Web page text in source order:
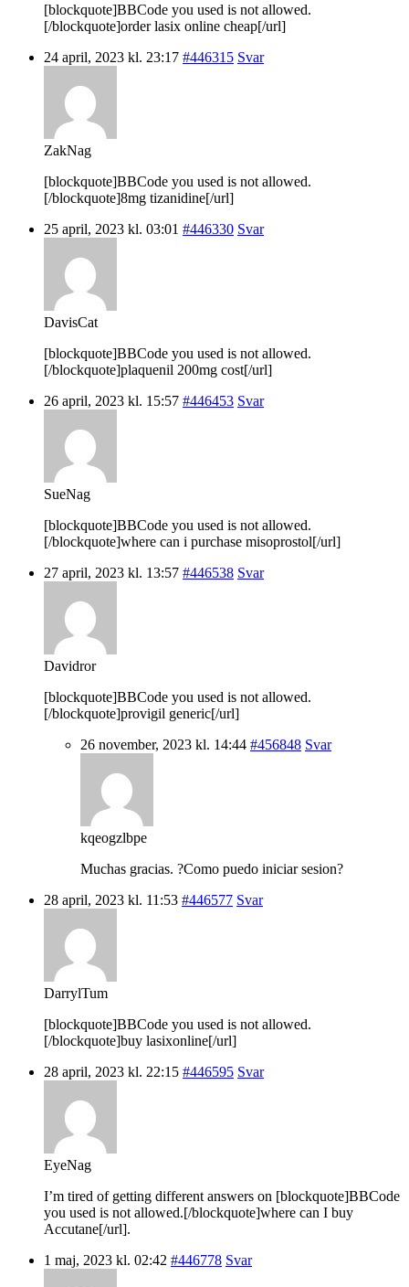
[blockquote]BBCode you used is not allowed.
[/blockquote]order lasix online cheap[/url]
24 april, 2023 kl. 23:17 #446315 Svar
ZakNag
[blockquote]BBCode you used is not allowed.
[/blockquote]8mg tizanidine[/url]
25 april, 2023 kl. 03:01 #446330 Svar
DavisCat
[blockquote]BBCode you used is not allowed.
[/blockquote]plaquenil 200mg cost[/url]
26 april, 2023 kl. 15:57 #446453 Svar
SueNag
[blockquote]BBCode you used is not allowed.
[/blockquote]where can i purchase misoprostol[/url]
27 april, 2023 kl. 13:57 #446538 Svar
Davidror
[blockquote]BBCode you used is not allowed.
[/blockquote]provigil generic[/url]
26 november, 2023 kl. 14:44 #456848 Svar
kqeogzlbpe
Muchas gracias. ?Como puedo iniciar sesion?
28 april, 2023 kl. 11:53 #446577 Svar
DarrylTum
[blockquote]BBCode you used is not allowed.
[/blockquote]buy lasixonline[/url]
28 april, 2023 kl. 22:15 #446595 Svar
EyeNag
I’m tired of getting different answers on [blockquote]BBCode
you used is not allowed.[/blockquote]where can I buy
Accutane[/url].
1 maj, 2023 kl. 02:42 #446778 Svar